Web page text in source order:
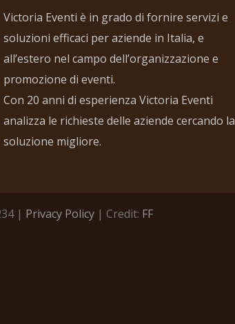
Victoria Eventi è in grado di fornire servizi e
soluzioni efficaci per aziende in Italia, e
all’estero nel campo dell’organizzazione e
promozione di eventi.
Con 20 anni di esperienza Victoria Eventi
analizza le richieste delle aziende cercando la
soluzione migliore.
| Privacy Policy | Credit: FF